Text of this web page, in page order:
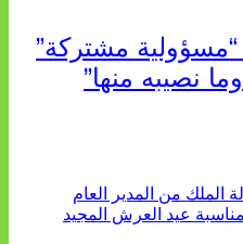
مشتركة”
نصيبه منها”